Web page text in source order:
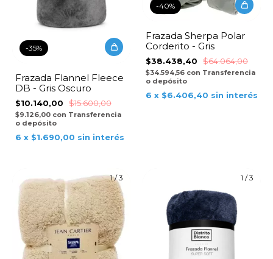
-35%
Frazada Flannel Fleece
DB - Gris Oscuro
$10.140,00 $15.600,00
$9.126,00 con Transferencia
o depósito
6 x $1.690,00 sin interés
-40%
Frazada Sherpa Polar
Corderito - Gris
$38.438,40 $64.064,00
$34.594,56 con Transferencia
o depósito
6 x $6.406,40 sin interés
1/3 1 /3